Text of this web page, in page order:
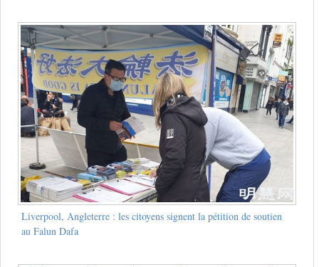
Liverpool, Angleterre : les citoyens signent la pétition de soutien
au Falun Dafa